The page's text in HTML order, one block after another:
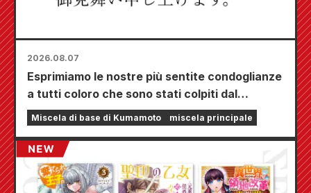
2026.08.07
Esprimiamo le nostre più sentite condoglianze
a tutti coloro che sono stati colpiti dal
terremoto di Kumamoto del 2026.
Miscela di base di Kumamoto miscela principale